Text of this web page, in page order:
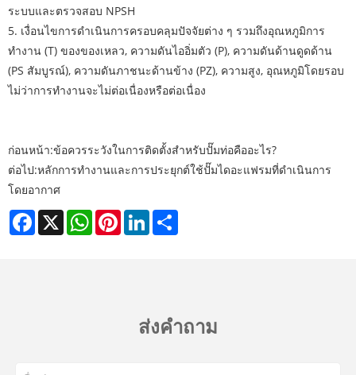
ระบบและตรวจสอบ NPSH
5. เงื่อนไขการดำเนินการครอบคลุมปัจจัยต่าง ๆ รวมถึงอุณหภูมิการ
ทำงาน (T) ของของเหลว, ความดันไออิ่มตัว (P), ความดันด้านดูดด้าน
(PS สัมบูรณ์), ความดันภาชนะด้านข้าง (PZ), ความสูง, อุณหภูมิโดยรอบ
ไม่ว่าการทำงานจะไม่ต่อเนื่องหรือต่อเนื่อง
ก่อนหน้า:ข้อควรระวังในการติดตั้งสำหรับปั๊มท่อคืออะไร?
ต่อไป:หลักการทำงานและการประยุกต์ใช้ปั๊มไดอะแฟรมที่ดำเนินการ
โดยอากาศ
Facebook
X WhatsAppPinterestLinkedIn
ส่งคำถาม